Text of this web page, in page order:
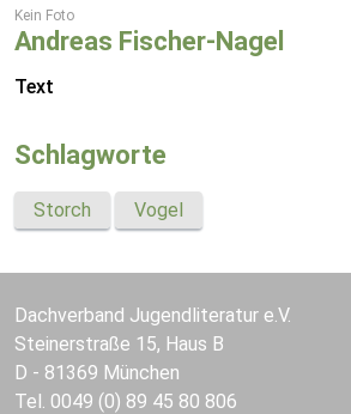
Kein Foto
Andreas Fischer-Nagel
Text
Schlagworte
Storch Vogel
Dachverband Jugendliteratur e.V.
Steinerstraße 15, Haus B
D - 81369 München
Tel. 0049 (0) 89 45 80 806